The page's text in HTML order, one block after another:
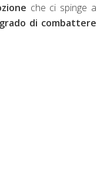
che ci spinge a
di combattere